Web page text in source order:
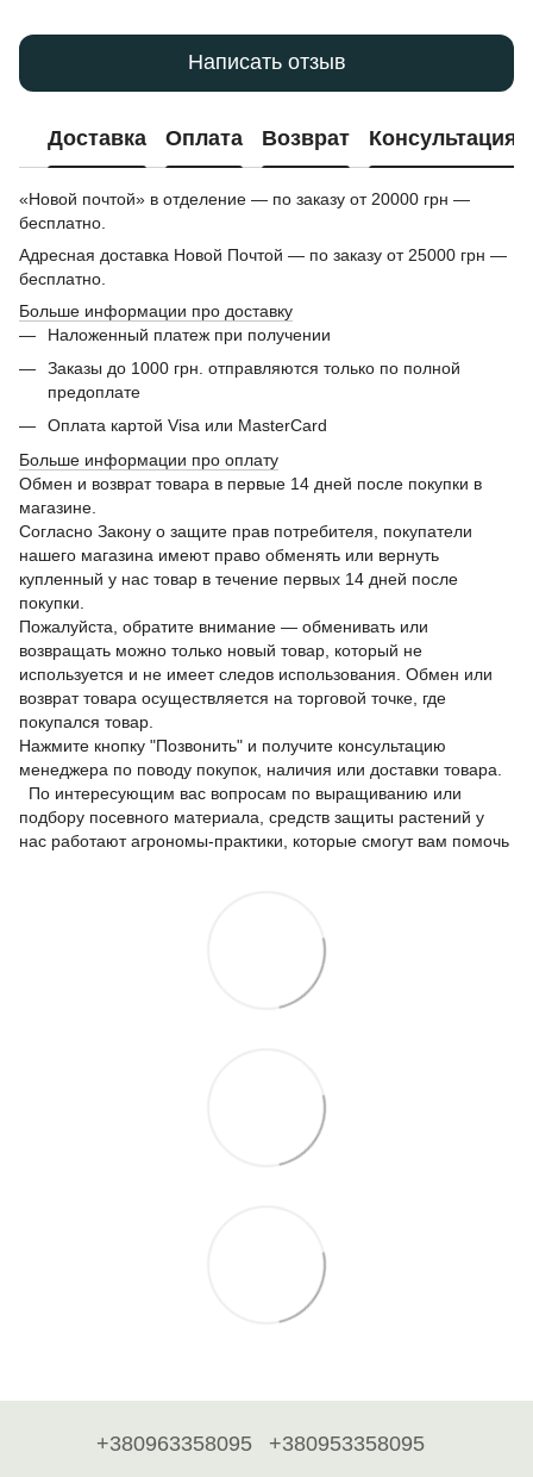
Написать отзыв
Доставка Оплата Возврат Консультация
«Новой почтой» в отделение — по заказу от 20000 грн —
бесплатно.
Адресная доставка Новой Почтой — по заказу от 25000 грн —
бесплатно.
Больше информации про доставку
Наложенный платеж при получении
Заказы до 1000 грн. отправляются только по полной
предоплате
Оплата картой Visa или MasterCard
Больше информации про оплату
Обмен и возврат товара в первые 14 дней после покупки в
магазине.
Согласно Закону о защите прав потребителя, покупатели
нашего магазина имеют право обменять или вернуть
купленный у нас товар в течение первых 14 дней после
покупки.
Пожалуйста, обратите внимание — обменивать или
возвращать можно только новый товар, который не
используется и не имеет следов использования. Обмен или
возврат товара осуществляется на торговой точке, где
покупался товар.
Нажмите кнопку "Позвонить" и получите консультацию
менеджера по поводу покупок, наличия или доставки товара.
По интересующим вас вопросам по выращиванию или
подбору посевного материала, средств защиты растений у
нас работают агрономы-практики, которые смогут вам помочь
+380963358095 +380953358095